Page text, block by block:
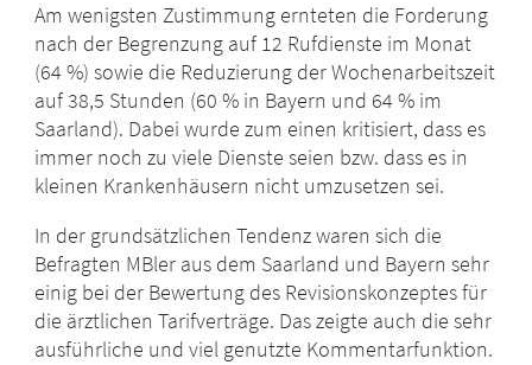
Am wenigsten Zustimmung ernteten die Forderung
nach der Begrenzung auf 12 Rufdienste im Monat
(64 %) sowie die Reduzierung der Wochenarbeitszeit
auf 38,5 Stunden (60 % in Bayern und 64 % im
Saarland). Dabei wurde zum einen kritisiert, dass es
immer noch zu viele Dienste seien bzw. dass es in
kleinen Krankenhäusern nicht umzusetzen sei.
In der grundsätzlichen Tendenz waren sich die
Befragten MBler aus dem Saarland und Bayern sehr
einig bei der Bewertung des Revisionskonzeptes für
die ärztlichen Tarifverträge. Das zeigte auch die sehr
ausführliche und viel genutzte Kommentarfunktion.